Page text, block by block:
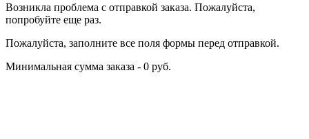
Возникла проблема с отправкой заказа. Пожалуйста,
попробуйте еще раз.
Пожалуйста, заполните все поля формы перед отправкой.
Минимальная сумма заказа - 0 руб.